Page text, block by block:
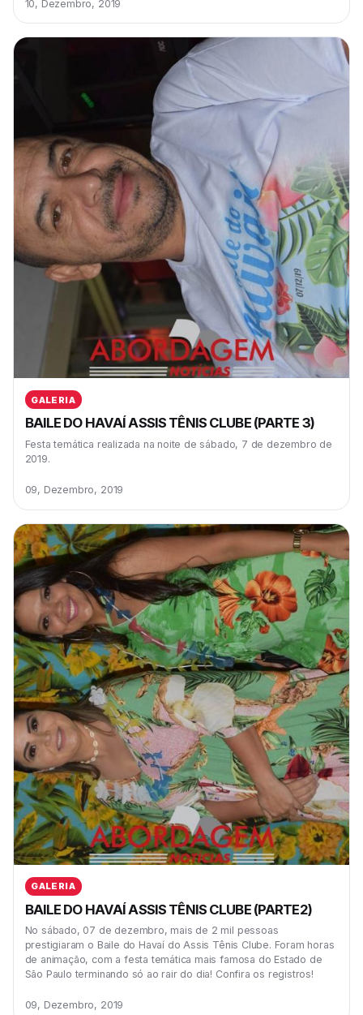
10, Dezembro, 2019
GALERIA
BAILE DO HAVAÍ ASSIS TÊNIS CLUBE (PARTE 3)
Festa temática realizada na noite de sábado, 7 de dezembro de
2019.
09, Dezembro, 2019
GALERIA
BAILE DO HAVAÍ ASSIS TÊNIS CLUBE (PARTE2)
No sábado, 07 de dezembro, mais de 2 mil pessoas
prestigiaram o Baile do Havaí do Assis Tênis Clube. Foram horas
de animação, com a festa temática mais famosa do Estado de
São Paulo terminando só ao rair do dia! Confira os registros!
09, Dezembro, 2019